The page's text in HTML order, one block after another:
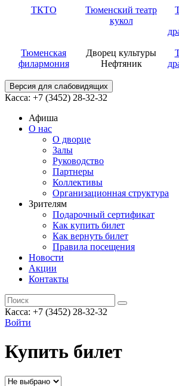
ТКТО
Тюменский театр
кукол
Тюменская
филармония
Дворец культуры
Нефтяник
Версия для слабовидящих
Касса: +7 (3452) 28-32-32
Афиша
О нас
О дворце
Залы
Руководство
Партнеры
Коллективы
Организационная структура
Зрителям
Подарочный сертификат
Как купить билет
Как вернуть билет
Правила посещения
Новости
Акции
Контакты
Касса: +7 (3452) 28-32-32
Войти
Купить билет